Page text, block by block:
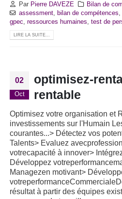
Par Pierre DAVEZE
Bilan de
assessment, bilan de compétences,
gpec, ressources humaines, test de
LIRE LA SUITE...
02
Oct
optimisez-
rentable
Optimisez votre organisation et
investissements sur l'Humain
courantes...> Détectez vos
Talents> Evaluez
votrecapacité à innover>
Développez
Managezen motivant>
résultat à partir des équipes